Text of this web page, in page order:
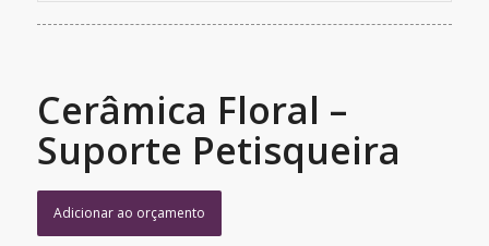
Cerâmica Floral –
Suporte Petisqueira
Adicionar ao orçamento